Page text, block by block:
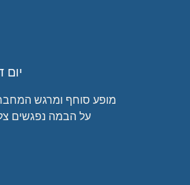
יום ד׳, 16
על הבמה נפגשים